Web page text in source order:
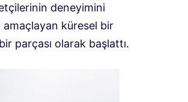
deneyimini
küresel bir
parçası olarak başlattı.